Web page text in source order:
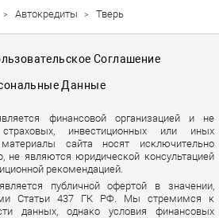
Автокредиты Тверь
Соглашение
Данные
финансовой организацией и не
инвестиционных или иных
сайта носят исключительно
не являются юридической консультацией
рекомендацией.
публичной офертой в значении,
Статьи 437 ГК РФ. Мы стремимся к
данных, однако условия финансовых